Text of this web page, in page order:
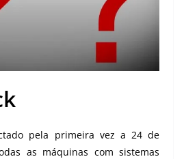
pela primeira vez a 24 de
as máquinas com sistemas